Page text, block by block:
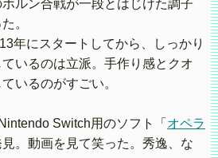
ルン合戦が一段とはじけた調子
。
年にスタートしてから、しっかり
いるのは立派。手作り感とクオ
いるのがすごい。
Switch用のソフト「 オペラ
。動画を見て笑った。秀逸、な